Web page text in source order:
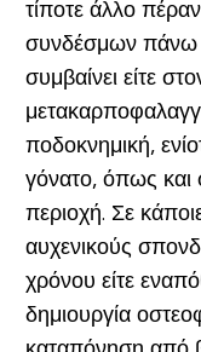
τίποτε άλλο
συνδέσμων πάνω
συμβαίνει είτε
ποδοκνημική,
γόνατο, όπως και
περιοχή. Σε
αυχενικούς
χρόνου είτε
δημιουργία